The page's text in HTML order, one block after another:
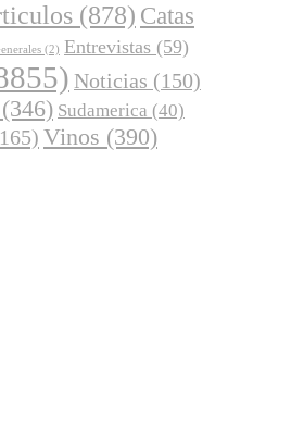
(878) Catas
(2) Entrevistas (59)
Noticias (150)
(346) Sudamerica (40)
Vinos (390)